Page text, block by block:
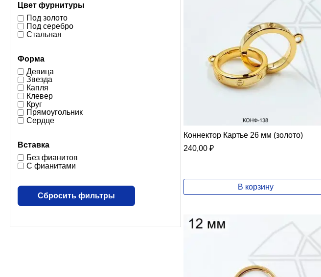
Цвет фурнитуры
Под золото
Под серебро
Стальная
Форма
Девица
Звезда
Капля
Клевер
Круг
Прямоугольник
Сердце
Вставка
Без фианитов
С фианитами
Сбросить фильтры
Коннектор Картье 26 мм (золото)
240,00 ₽
В корзину